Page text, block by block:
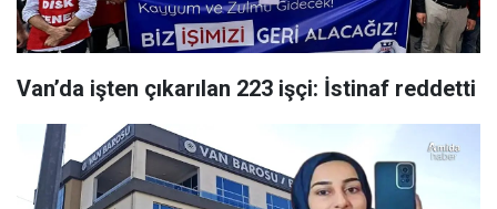
Van’da işten çıkarılan 223 işçi: İstinaf reddetti